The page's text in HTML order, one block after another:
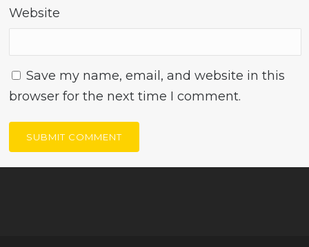
Website
Save my name, email, and website in this
browser for the next time I comment.